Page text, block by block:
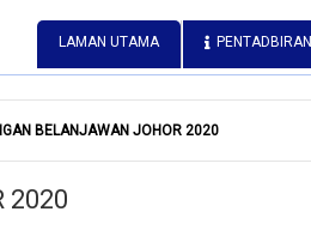
LAMAN UTAMA PENTADBIRAN
BELANJAWAN JOHOR 2020
2020